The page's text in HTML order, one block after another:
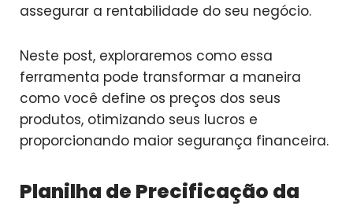
assegurar a rentabilidade do seu negócio.
Neste post, exploraremos como essa
ferramenta pode transformar a maneira
como você define os preços dos seus
produtos, otimizando seus lucros e
proporcionando maior segurança financeira.
Planilha de Precificação da